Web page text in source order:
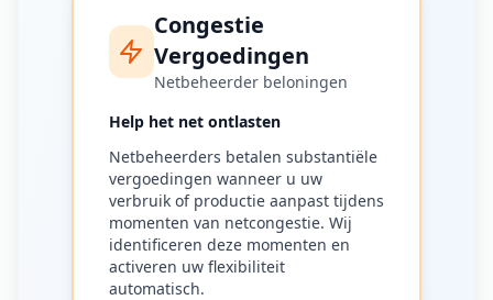
Congestie
Vergoedingen
Netbeheerder beloningen
Help het net ontlasten
Netbeheerders betalen substantiële
vergoedingen wanneer u uw
verbruik of productie aanpast tijdens
momenten van netcongestie. Wij
identificeren deze momenten en
activeren uw flexibiliteit
automatisch.